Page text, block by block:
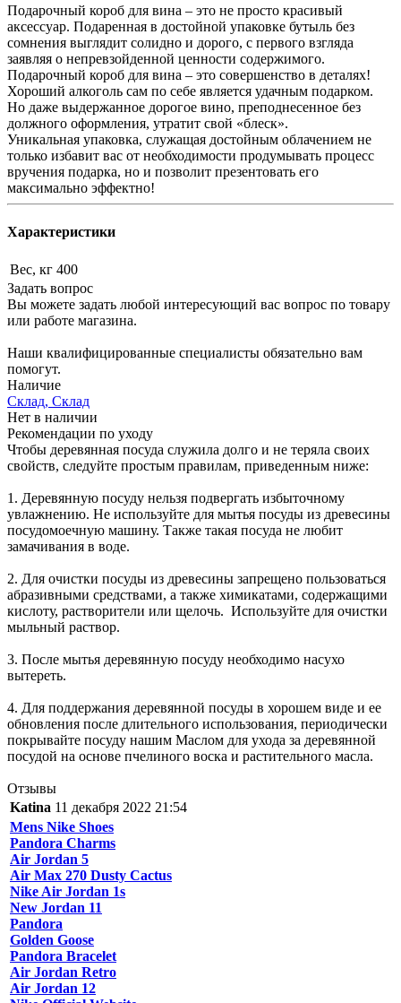
Подарочный короб для вина – это не просто красивый
аксессуар. Подаренная в достойной упаковке бутыль без
сомнения выглядит солидно и дорого, с первого взгляда
заявляя о непревзойденной ценности содержимого.
Подарочный короб для вина – это совершенство в деталях!
Хороший алкоголь сам по себе является удачным подарком.
Но даже выдержанное дорогое вино, преподнесенное без
должного оформления, утратит свой «блеск».
Уникальная упаковка, служащая достойным облачением не
только избавит вас от необходимости продумывать процесс
вручения подарка, но и позволит презентовать его
максимально эффектно!
Характеристики
Вес, кг 400
Задать вопрос
Вы можете задать любой интересующий вас вопрос по товару
или работе магазина.
Наши квалифицированные специалисты обязательно вам
помогут.
Наличие
Склад, Склад
Нет в наличии
Рекомендации по уходу
Чтобы деревянная посуда служила долго и не теряла своих
свойств, следуйте простым правилам, приведенным ниже:
1. Деревянную посуду нельзя подвергать избыточному
увлажнению. Не используйте для мытья посуды из древесины
посудомоечную машину. Также такая посуда не любит
замачивания в воде.
2. Для очистки посуды из древесины запрещено пользоваться
абразивными средствами, а также химикатами, содержащими
кислоту, растворители или щелочь. Используйте для очистки
мыльный раствор.
3. После мытья деревянную посуду необходимо насухо
вытереть.
4. Для поддержания деревянной посуды в хорошем виде и ее
обновления после длительного использования, периодически
покрывайте посуду нашим Маслом для ухода за деревянной
посудой на основе пчелиного воска и растительного масла.
Отзывы
Katina 11 декабря 2022 21:54
Mens Nike Shoes
Pandora Charms
Air Jordan 5
Air Max 270 Dusty Cactus
Nike Air Jordan 1s
New Jordan 11
Pandora
Golden Goose
Pandora Bracelet
Air Jordan Retro
Air Jordan 12